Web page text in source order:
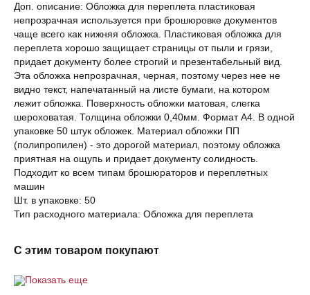
Доп. описание: Обложка для переплета пластиковая
непрозрачная используется при брошюровке документов
чаще всего как нижняя обложка. Пластиковая обложка для
переплета хорошо защищает страницы от пыли и грязи,
придает документу более строгий и презентабельный вид.
Эта обложка непрозрачная, черная, поэтому через нее не
видно текст, напечатанный на листе бумаги, на котором
лежит обложка. Поверхность обложки матовая, слегка
шероховатая. Толщина обложки 0,40мм. Формат А4. В одной
упаковке 50 штук обложек. Материал обложки ПП
(полипропилен) - это дорогой материал, поэтому обложка
приятная на ощупь и придает документу солидность.
Подходит ко всем типам брошюраторов и переплетных
машин
Шт. в упаковке: 50
Тип расходного материала: Обложка для переплета
С этим товаром покупают
Показать еще